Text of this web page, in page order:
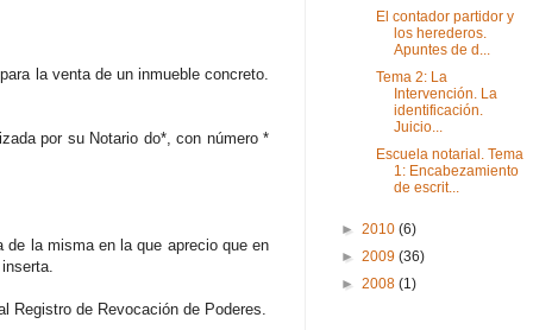
la venta de un inmueble concreto.
por su Notario do*, con número *
la misma en la que aprecio que en
Registro de Revocación de Poderes.
El contador partidor y
los herederos.
Apuntes de d...
Tema 2: La
Intervención. La
identificación.
Juicio...
Escuela notarial. Tema
1: Encabezamiento
de escrit...
► 2010 (6)
► 2009 (36)
► 2008 (1)